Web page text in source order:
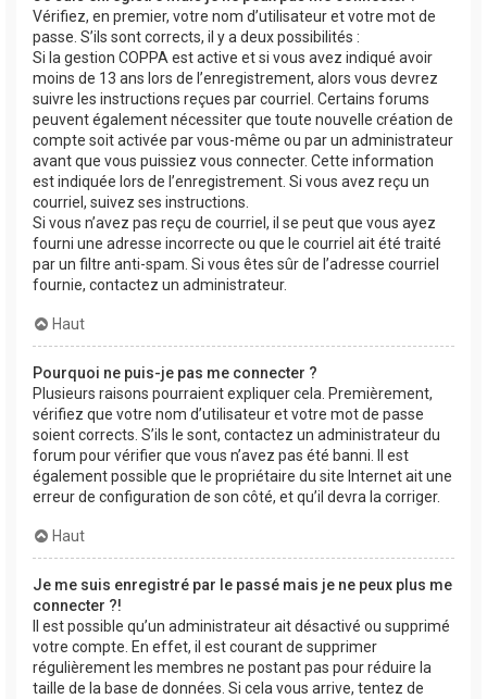
Vérifiez, en premier, votre nom d’utilisateur et votre mot de
passe. S’ils sont corrects, il y a deux possibilités :
Si la gestion COPPA est active et si vous avez indiqué avoir
moins de 13 ans lors de l’enregistrement, alors vous devrez
suivre les instructions reçues par courriel. Certains forums
peuvent également nécessiter que toute nouvelle création de
compte soit activée par vous-même ou par un administrateur
avant que vous puissiez vous connecter. Cette information
est indiquée lors de l’enregistrement. Si vous avez reçu un
courriel, suivez ses instructions.
Si vous n’avez pas reçu de courriel, il se peut que vous ayez
fourni une adresse incorrecte ou que le courriel ait été traité
par un filtre anti-spam. Si vous êtes sûr de l’adresse courriel
fournie, contactez un administrateur.
Haut
Pourquoi ne puis-je pas me connecter ?
Plusieurs raisons pourraient expliquer cela. Premièrement,
vérifiez que votre nom d’utilisateur et votre mot de passe
soient corrects. S’ils le sont, contactez un administrateur du
forum pour vérifier que vous n’avez pas été banni. Il est
également possible que le propriétaire du site Internet ait une
erreur de configuration de son côté, et qu’il devra la corriger.
Haut
Je me suis enregistré par le passé mais je ne peux plus me
connecter ?!
Il est possible qu’un administrateur ait désactivé ou supprimé
votre compte. En effet, il est courant de supprimer
régulièrement les membres ne postant pas pour réduire la
taille de la base de données. Si cela vous arrive, tentez de